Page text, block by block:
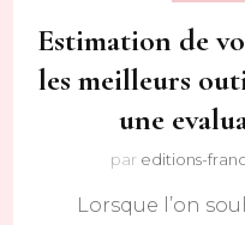
Estimation de
les meilleurs
une
par editions-
Lorsque l’on